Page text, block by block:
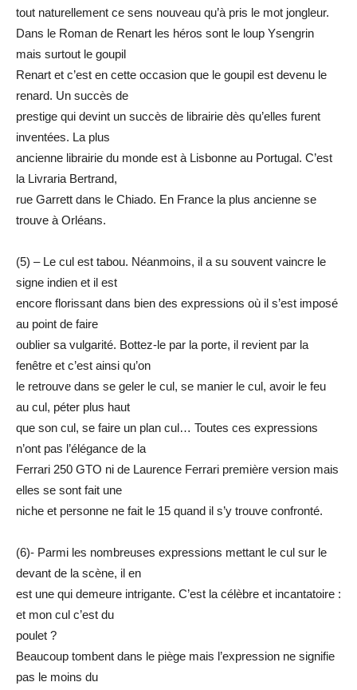
tout naturellement ce sens nouveau qu’à pris le mot jongleur.
Dans le Roman de Renart les héros sont le loup Ysengrin
mais surtout le goupil
Renart et c’est en cette occasion que le goupil est devenu le
renard. Un succès de
prestige qui devint un succès de librairie dès qu’elles furent
inventées. La plus
ancienne librairie du monde est à Lisbonne au Portugal. C’est
la Livraria Bertrand,
rue Garrett dans le Chiado. En France la plus ancienne se
trouve à Orléans.
(5) – Le cul est tabou. Néanmoins, il a su souvent vaincre le
signe indien et il est
encore florissant dans bien des expressions où il s’est imposé
au point de faire
oublier sa vulgarité. Bottez-le par la porte, il revient par la
fenêtre et c’est ainsi qu’on
le retrouve dans se geler le cul, se manier le cul, avoir le feu
au cul, péter plus haut
que son cul, se faire un plan cul… Toutes ces expressions
n’ont pas l’élégance de la
Ferrari 250 GTO ni de Laurence Ferrari première version mais
elles se sont fait une
niche et personne ne fait le 15 quand il s’y trouve confronté.
(6)- Parmi les nombreuses expressions mettant le cul sur le
devant de la scène, il en
est une qui demeure intrigante. C’est la célèbre et incantatoire :
et mon cul c’est du
poulet ?
Beaucoup tombent dans le piège mais l’expression ne signifie
pas le moins du